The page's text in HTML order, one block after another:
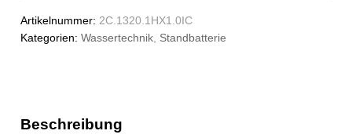
Artikelnummer:2C.1320.1HX1.0IC
Kategorien:Wassertechnik, Standbatterie
Beschreibung